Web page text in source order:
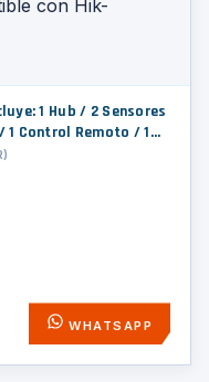
1 Hub / 2 Sensores
Control Remoto / 1
Exterior /1
con Hik-Connect
WHATSAPP